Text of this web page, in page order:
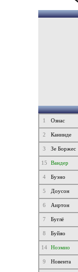
1 Озиас
2 Канинде
3 Зе Боржес
15 Вандер
4 Буэно
5 Доусон
6 Аиртон
7 Буглё
8 Буйяо
14 Ноэмио
9 Новента